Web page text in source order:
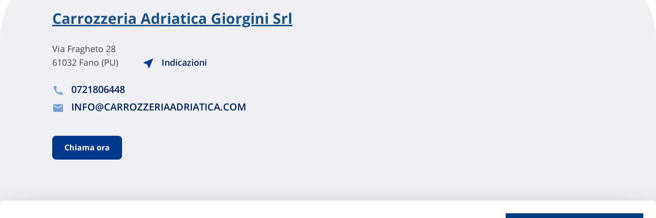
Carrozzeria Adriatica Giorgini Srl
Via Fragheto 28
61032 Fano (PU)
Indicazioni
0721806448
INFO@CARROZZERIAADRIATICA.COM
Chiama ora